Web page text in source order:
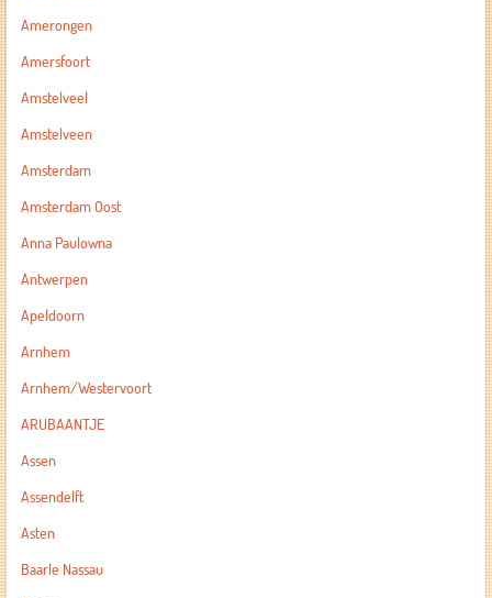
Amerongen
Amersfoort
Amstelveel
Amstelveen
Amsterdam
Amsterdam Oost
Anna Paulowna
Antwerpen
Apeldoorn
Arnhem
Arnhem/Westervoort
ARUBAANTJE
Assen
Assendelft
Asten
Baarle Nassau